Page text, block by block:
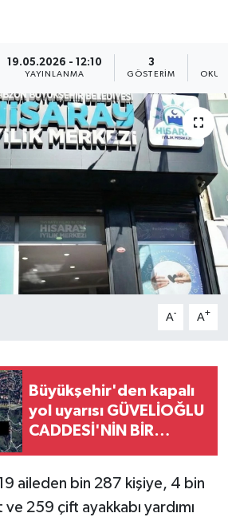
19.05.2026 - 12:10
YAYINLANMA
3
GÖSTERIM
A- A+
Büyükşehir'den kapalı
yol uyarısı GÜVELİOĞLU
CADDESİ'NİN BİR
KAPATILACAK
aileden bin 287 kişiye, 4 bin
259 çift ayakkabı yardımı